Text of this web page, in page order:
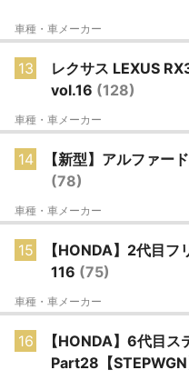
車種・車メーカー
13
レクサス LEXUS
vol.16 (128)
車種・車メーカー
14
【新型】アルファー
(78)
車種・車メーカー
15
【HONDA】2代目フ
116 (75)
車種・車メーカー
16
【HONDA】6代目ス
Part28【STEPWGN